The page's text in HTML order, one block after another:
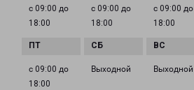
с 09:00 до
18:00
с 09:00 до
18:00
с 09:00 до
18:00
с 09:00 до
18:00
Выходной Выходной